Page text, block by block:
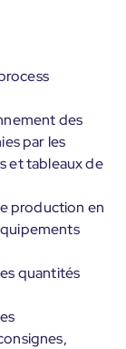
des
par les
et tableaux de
production en
quantités